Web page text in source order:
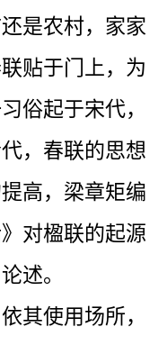
是农村，家家
贴于门上，为
俗起于宋代，
，春联的思想
高，梁章矩编
对楹联的起源
述。
其使用场所，